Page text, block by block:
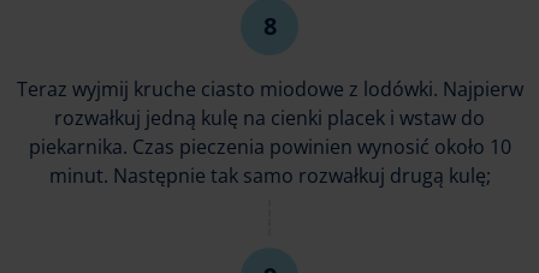
Teraz wyjmij kruche ciasto miodowe z lodówki. Najpierw
rozwałkuj jedną kulę na cienki placek i wstaw do
piekarnika. Czas pieczenia powinien wynosić około 10
minut. Następnie tak samo rozwałkuj drugą kulę;